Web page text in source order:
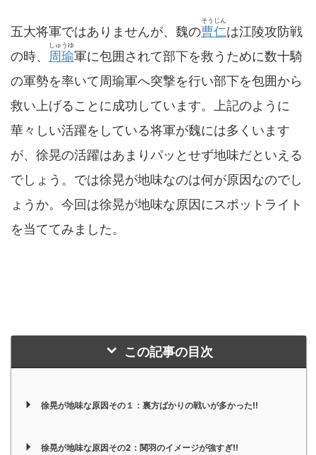
五大将軍ではありませんが、魏の曹仁
そうじん
は江陵攻防戦
の時、 周瑜
しゅうゆ
軍に包囲されて部下を救うために数十騎
の軍勢を率いて周瑜軍へ突撃を行い部下を包囲から
救い上げることに成功しています。上記のように
華々しい活躍をしている将軍が魏には多くいます
が、徐晃の活躍はあまりパッとせず地味だといえる
でしょう。では徐晃が地味なのは何が原因なのでし
ょうか。今回は徐晃が地味な原因にスポットライト
を当ててみました。
この記事の目次
徐晃が地味な原因その１：裏方ばかりの戦いが多かった!!
徐晃が地味な原因その2：関羽のイメージが強すぎ!!